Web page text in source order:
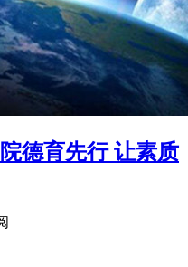
德育先行 让素质